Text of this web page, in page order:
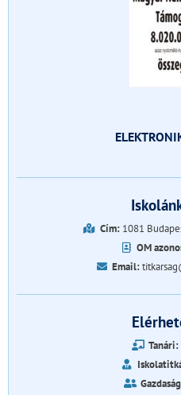
Cím:1081
OM
Email:
Tanári: